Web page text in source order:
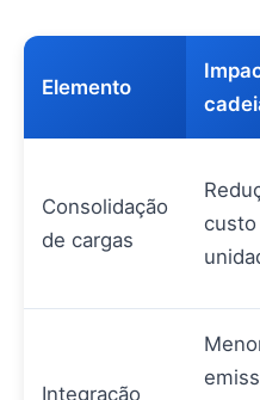
Elemento
Consolidação
de cargas
Integração